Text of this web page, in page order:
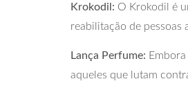
Krokodil: O Krokodil é
reabilitação de pessoas
Lança Perfume:
aqueles que lutam